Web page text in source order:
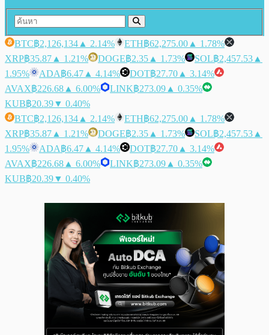
BTC฿2,126,134 ▲ 2.14% ETH฿62,275.00 ▲ 1.78%
XRP฿35.87 ▲ 1.21% DOGE฿2.35 ▲ 1.73% SOL฿2,457.53 ▲
1.95%
ADA฿6.47 ▲ 4.14% DOT฿27.70 ▲ 3.14%
AVAX฿226.68 ▲ 6.00% LINK฿273.09 ▲ 0.35%
KUB฿20.39▼ 0.40%
BTC฿2,126,134 ▲ 2.14% ETH฿62,275.00 ▲ 1.78%
XRP฿35.87 ▲ 1.21% DOGE฿2.35 ▲ 1.73% SOL฿2,457.53 ▲
1.95%
ADA฿6.47 ▲ 4.14% DOT฿27.70 ▲ 3.14%
AVAX฿226.68 ▲ 6.00% LINK฿273.09 ▲ 0.35%
KUB฿20.39▼ 0.40%